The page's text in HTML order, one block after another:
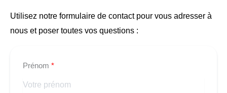
Utilisez notre formulaire de contact pour vous adresser à
nous et poser toutes vos questions :
Prénom